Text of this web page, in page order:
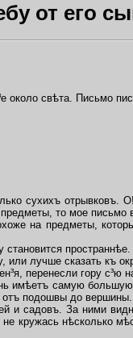
от его
около свѣта. Письмо
сухихъ отрывковъ.
то мое письмо
на предметы,
или лучше сказать къ
перенесли гору с³ю
имѣетъ самую
отъ подошвы до
и садовъ. За ними
не кружась нѣсколько